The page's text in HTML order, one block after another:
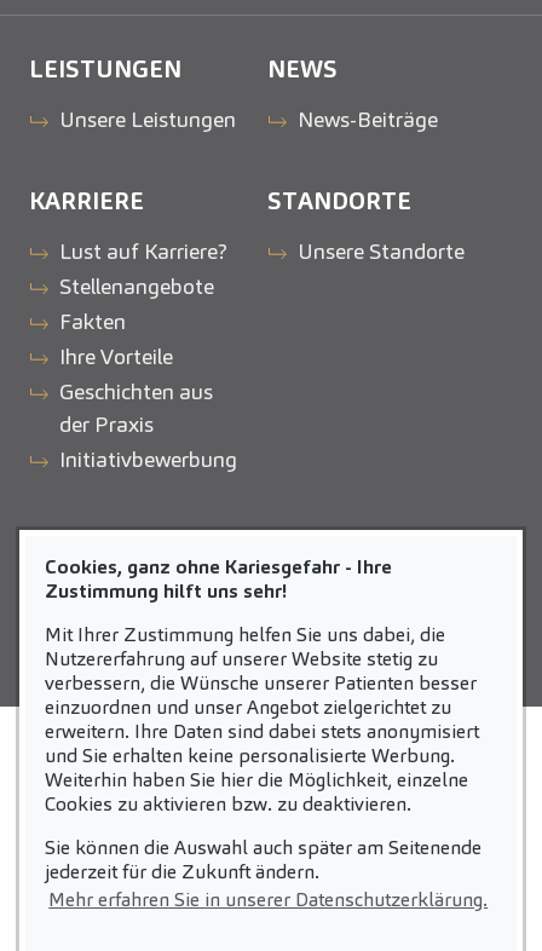
LEISTUNGEN
Unsere Leistungen
NEWS
News-Beiträge
KARRIERE
Lust auf Karriere?
Stellenangebote
Fakten
Ihre Vorteile
Geschichten aus
der Praxis
Initiativbewerbung
STANDORTE
Unsere Standorte
zahneins.com
STARTSEITE
KONTAKT
COOKIE-EINSTELLUNGEN
IMPRESSUM
DATENSCHUTZ
Cookies, ganz ohne Kariesgefahr - Ihre
Zustimmung hilft uns sehr!
Mit Ihrer Zustimmung helfen Sie uns dabei, die
Nutzererfahrung auf unserer Website stetig zu
verbessern, die Wünsche unserer Patienten besser
einzuordnen und unser Angebot zielgerichtet zu
erweitern. Ihre Daten sind dabei stets anonymisiert
und Sie erhalten keine personalisierte Werbung.
Weiterhin haben Sie hier die Möglichkeit, einzelne
Cookies zu aktivieren bzw. zu deaktivieren.
Sie können die Auswahl auch später am Seitenende
jederzeit für die Zukunft ändern.
Mehr erfahren Sie in unserer Datenschutzerklärung.